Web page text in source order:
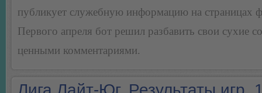
публикует служебную информацию на страницах
Первого апреля бот решил разбавить свои сухие
ценными комментариями.